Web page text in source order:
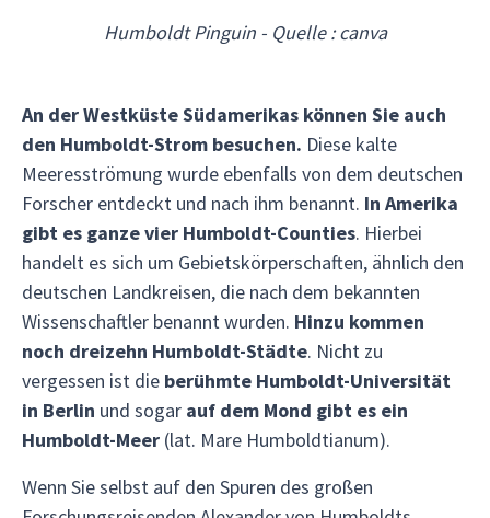
Humboldt Pinguin - Quelle : canva
An der Westküste Südamerikas können Sie auch
den Humboldt-Strom besuchen. Diese kalte
Meeresströmung wurde ebenfalls von dem deutschen
Forscher entdeckt und nach ihm benannt. In Amerika
gibt es ganze vier Humboldt-Counties. Hierbei
handelt es sich um Gebietskörperschaften, ähnlich den
deutschen Landkreisen, die nach dem bekannten
Wissenschaftler benannt wurden. Hinzu kommen
noch dreizehn Humboldt-Städte. Nicht zu
vergessen ist die berühmte Humboldt-Universität
in Berlin und sogar auf dem Mond gibt es ein
Humboldt-Meer (lat. Mare Humboldtianum).
Wenn Sie selbst auf den Spuren des großen